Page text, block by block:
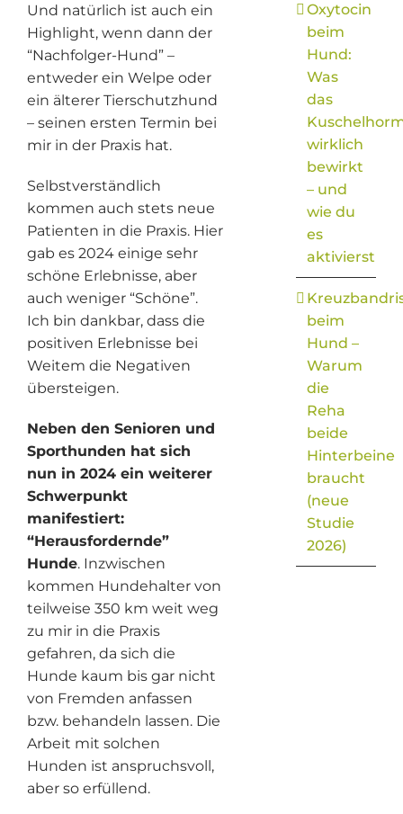
Und natürlich ist auch ein
Highlight, wenn dann der
“Nachfolger-Hund” –
entweder ein Welpe oder
ein älterer Tierschutzhund
– seinen ersten Termin bei
mir in der Praxis hat.
Selbstverständlich
kommen auch stets neue
Patienten in die Praxis. Hier
gab es 2024 einige sehr
schöne Erlebnisse, aber
auch weniger “Schöne”.
Ich bin dankbar, dass die
positiven Erlebnisse bei
Weitem die Negativen
übersteigen.
Neben den Senioren und
Sporthunden hat sich
nun in 2024 ein weiterer
Schwerpunkt
manifestiert:
“Herausfordernde”
Hunde. Inzwischen
kommen Hundehalter von
teilweise 350 km weit weg
zu mir in die Praxis
gefahren, da sich die
Hunde kaum bis gar nicht
von Fremden anfassen
bzw. behandeln lassen. Die
Arbeit mit solchen
Hunden ist anspruchsvoll,
aber so erfüllend.
Oxytocin
beim
Hund:
Was
das
wirklich
bewirkt
– und
wie du
es
aktivierst
beim
Hund –
Warum
die
Reha
beide
Hinterbeine
braucht
(neue
Studie
2026)